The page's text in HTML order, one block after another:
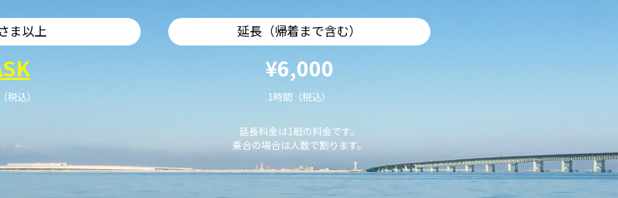
ま以上
税込）
延長（帰着まで含む）
¥6,000
1時間（税込）
延長料金は1艇の料金です。
乗合の場合は人数で割ります。